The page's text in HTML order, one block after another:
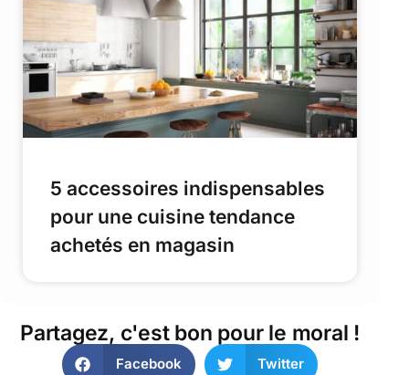
5 accessoires indispensables
pour une cuisine tendance
achetés en magasin
Partagez, c'est bon pour le moral !
Facebook Twitter